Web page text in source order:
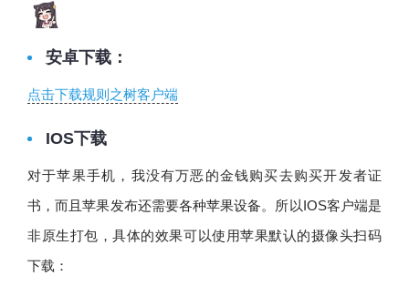
安卓下载：
点击下载规则之树客户端
IOS下载
对于苹果手机，我没有万恶的金钱购买去购买开发者证
书，而且苹果发布还需要各种苹果设备。所以IOS客户端是
非原生打包，具体的效果可以使用苹果默认的摄像头扫码
下载：